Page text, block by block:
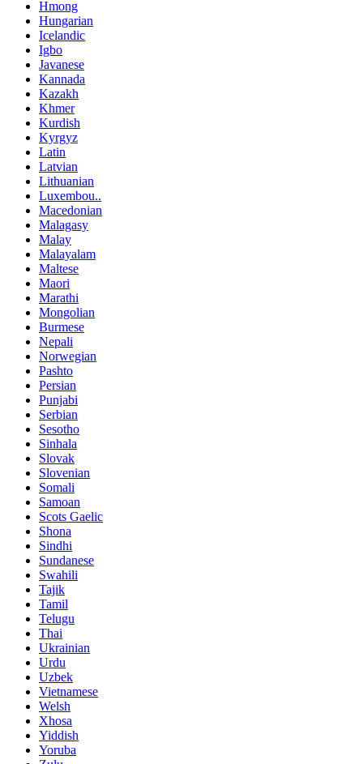
Hmong
Hungarian
Icelandic
Igbo
Javanese
Kannada
Kazakh
Khmer
Kurdish
Kyrgyz
Latin
Latvian
Lithuanian
Luxembou..
Macedonian
Malagasy
Malay
Malayalam
Maltese
Maori
Marathi
Mongolian
Burmese
Nepali
Norwegian
Pashto
Persian
Punjabi
Serbian
Sesotho
Sinhala
Slovak
Slovenian
Somali
Samoan
Scots Gaelic
Shona
Sindhi
Sundanese
Swahili
Tajik
Tamil
Telugu
Thai
Ukrainian
Urdu
Uzbek
Vietnamese
Welsh
Xhosa
Yiddish
Yoruba